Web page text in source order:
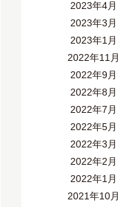
2023年4月
2023年3月
2023年1月
2022年11月
2022年9月
2022年8月
2022年7月
2022年5月
2022年3月
2022年2月
2022年1月
2021年10月